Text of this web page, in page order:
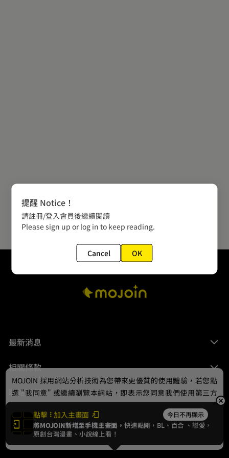
最新消息
相關條款
聯絡我們
© 2024 gamania Digital Entertainment Co., Ltd.
點擊 加入主畫面 今日不再顯示
將MOJOIN新增至手機主畫面，快速點開，BL、 百合 、戀愛，
原創台灣漫畫、小說線上看！
MOJOIN 採用網站分析技術為您帶來更優質的使用體驗，若您點
選 "我同意" 或繼續瀏覽本網站，即表示您同意我們使用第三方
Cookie，欲瞭解更多資訊請見隱私權政策。
我同意
提醒 Notice！
請註冊/登入會員後繼續閱讀
Please sign up or log in to keep reading.
Cancel OK